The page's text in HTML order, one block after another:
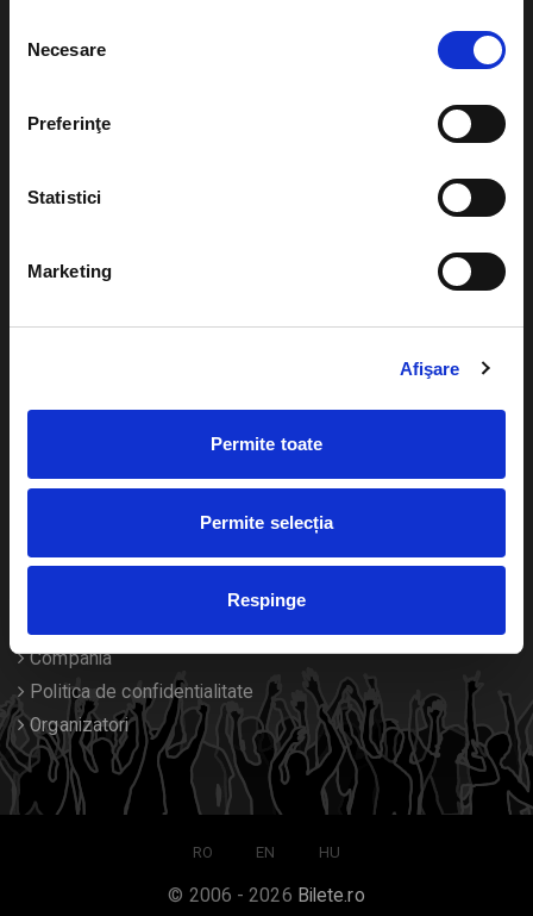
consimțământului
Necesare
Preferinţe
Statistici
Marketing
Afişare
Permite toate
Permite selecția
Respinge
Evenimente
Teatru
festivaluri
Diverse
Despre noi
Contact
Compania
Politica de confidentialitate
Organizatori
RO EN HU
© 2006 - 2026 Bilete.ro